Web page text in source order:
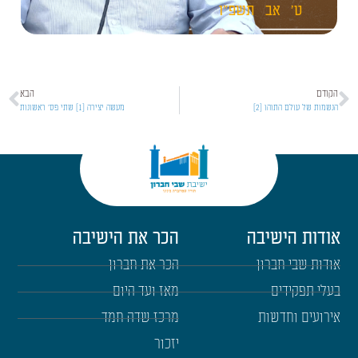
ט' אב תשפ"ו
הקודם
הנשמות של עולם התוהו [2]
הבא
מעשה יצירה [1] שתי פס' ראשונות
אודות הישיבה
אודות שבי חברון
בעלי תפקידים
אירועים וחדשות
הכר את הישיבה
הכר את חברון
מאז ועד היום
מרכז שדה חמד
יזכור